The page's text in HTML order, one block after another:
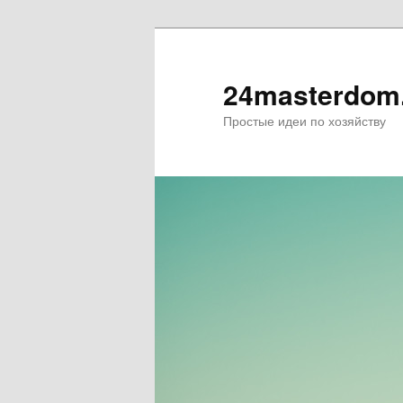
Простые идеи по хозяйству